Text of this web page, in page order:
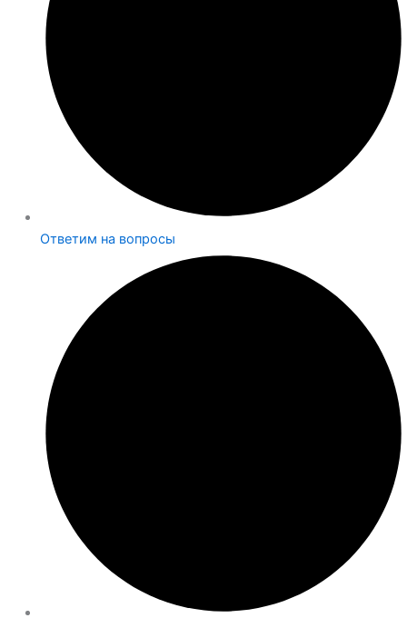
Ответим на вопросы